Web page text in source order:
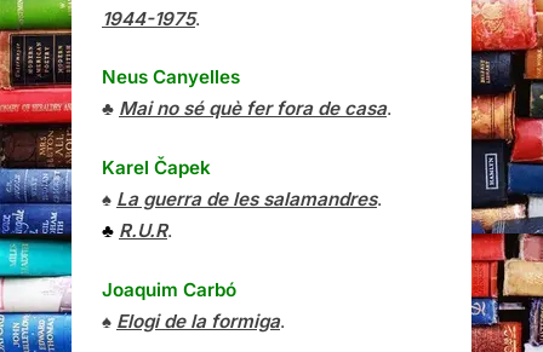
1944-1975.
Neus Canyelles
♣ Mai no sé què fer fora de casa.
Karel Čapek
♠ La guerra de les salamandres.
♣ R.U.R.
Joaquim Carbó
♠ Elogi de la formiga.